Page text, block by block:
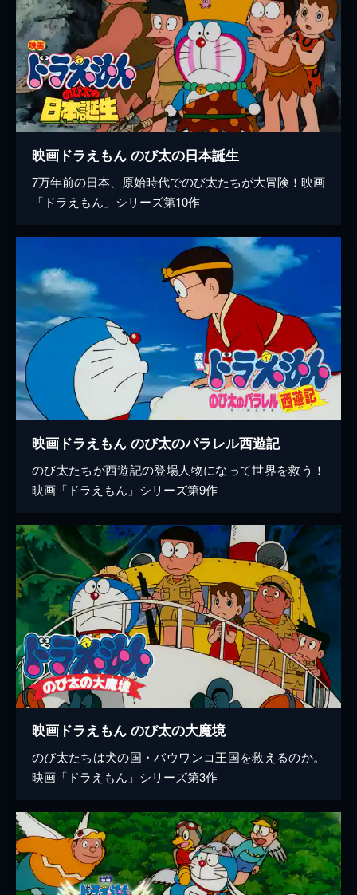
映画ドラえもん のび太の日本誕生
7万年前の日本、原始時代でのび太たちが大冒険！映画
「ドラえもん」シリーズ第10作
映画ドラえもん のび太のパラレル西遊記
のび太たちが西遊記の登場人物になって世界を救う！
映画「ドラえもん」シリーズ第9作
映画ドラえもん のび太の大魔境
のび太たちは犬の国・バウワンコ王国を救えるのか。
映画「ドラえもん」シリーズ第3作